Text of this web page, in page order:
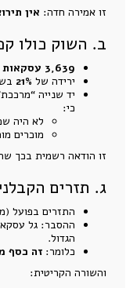
זו אמירה חדה: אין
ב. השוק כולו
3,639 עסקאות
ירידה של 21%
יד שנייה
כי:
לא היה
מוכרים
זו הודאה רשמית בכך
ג. תזרים
התזרים בפועל
הגדול.
כלומר: זה כסף
והשורה הקריטית: